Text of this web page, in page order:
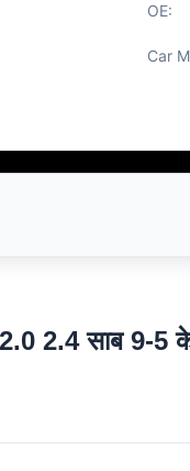
OE:
Car
2.4 साब 9-5 के